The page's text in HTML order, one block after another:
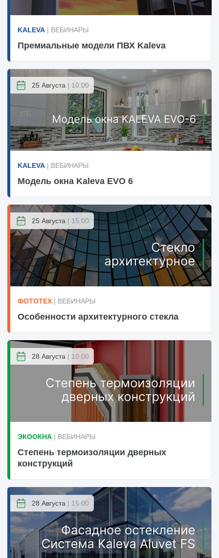
KALEVA | ВЕБИНАРЫ
Премиальные модели ПВХ Kaleva
25 Августа | 10:00
KALEVA | ВЕБИНАРЫ
Модель окна Kaleva EVO 6
25 Августа | 15:00
ФОТОТЕХ | ВЕБИНАРЫ
Особенности архитектурного стекла
28 Августа | 10:00
ЭКООКНА | ВЕБИНАРЫ
Степень термоизоляции дверных
конструкций
28 Августа | 15:00